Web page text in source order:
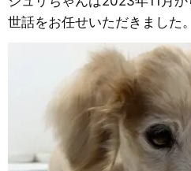
世話をお任せいただきました。